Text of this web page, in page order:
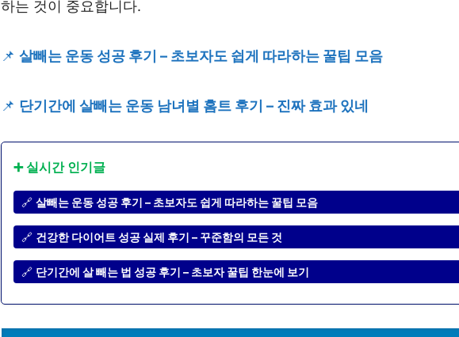
하는 것이 중요합니다.
📌 살빼는 운동 성공 후기 – 초보자도 쉽게 따라하는 꿀팁 모음
📌 단기간에 살빼는 운동 남녀별 홈트 후기 – 진짜 효과 있네
➕ 실시간 인기글
🔗 살빼는 운동 성공 후기 – 초보자도 쉽게 따라하는 꿀팁 모음
🔗 건강한 다이어트 성공 실제 후기 – 꾸준함의 모든 것
🔗 단기간에 살 빼는 법 성공 후기 – 초보자 꿀팁 한눈에 보기